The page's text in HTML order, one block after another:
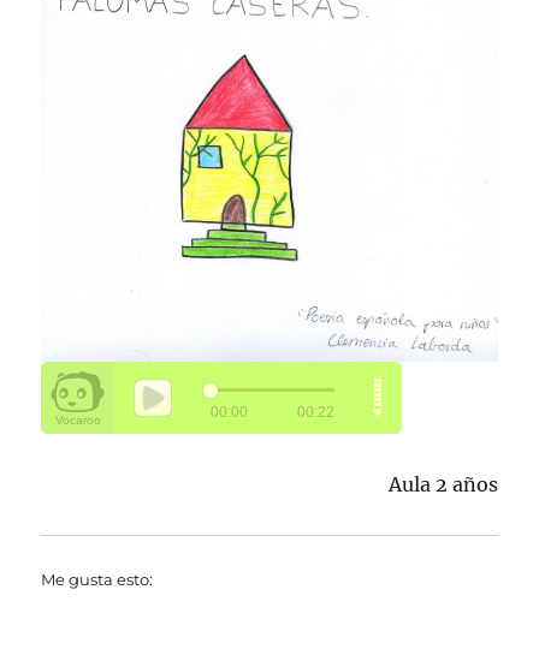
Aula 2 años
Me gusta esto: